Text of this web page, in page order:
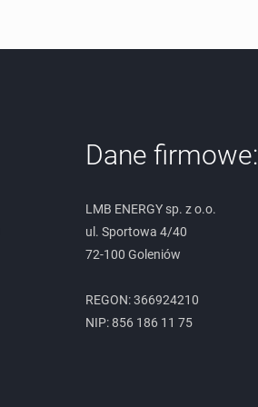
Dane firmowe:
LMB ENERGY sp. z o.o.
ul. Sportowa 4/40
72-100 Goleniów
REGON: 366924210
NIP: 856 186 11 75